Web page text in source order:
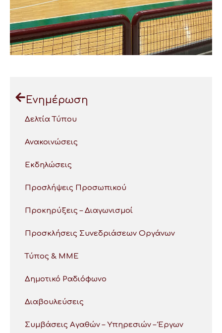
Ενημέρωση
Δελτία Τύπου
Ανακοινώσεις
Εκδηλώσεις
Προσλήψεις Προσωπικού
Προκηρύξεις – Διαγωνισμοί
Προσκλήσεις Συνεδριάσεων Οργάνων
Τύπος & ΜΜΕ
Δημοτικό Ραδιόφωνο
Διαβουλεύσεις
Συμβάσεις Αγαθών – Υπηρεσιών – Έργων